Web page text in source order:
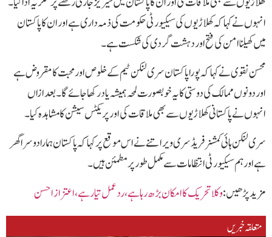
انہوں نے کہا کہ کھلاڑیوں کی سیکیورٹی حکومت کی ذمہ داری ہے اور ان کا پاکستان
میں کھیلنا امن کی فتح اور دہشت گردی کی شکست ہے۔
محسن نقوی نے کہا کہ پورا پاکستان سری لنکن ٹیم کے خلوص اور محبت کا مقروض ہے
اور دونوں ممالک کی دوستی کا یہ خوبصورت لمحہ ہمیشہ یاد رکھا جائے گا۔ بعد ازاں
انہوں نے پاکستانی کھلاڑیوں سے بھی ملاقات کی اور پریکٹس سیشن کا مشاہدہ کیا۔
سری لنکن ہائی کمشنر فریڈ سری ویراتنے نے اس موقع پر کہا کہ پاکستان ہمارا دوسرا گھر
ہے اور ہم سیکیورٹی انتظامات سے مکمل طور پر مطمئن ہیں۔
مزید پڑھیں :وکلا تحریک کا امکان بڑھ رہا ہے،ردعمل تیار ہے ،اعتزاز احسن
متعلقہ خبریں